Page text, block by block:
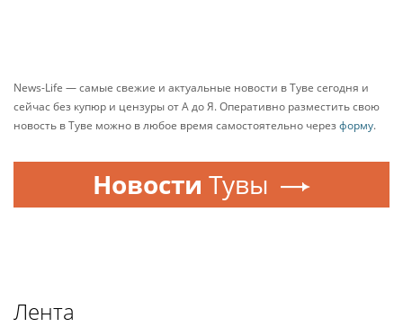
News-Life — самые свежие и актуальные новости в Туве сегодня и
сейчас без купюр и цензуры от А до Я. Оперативно разместить свою
новость в Туве можно в любое время самостоятельно черезформу.
Новости Тувы
Лента